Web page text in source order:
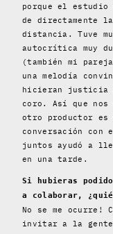
porque el estudio
de directamente
distancia. Tuve
autocrítica muy
(también mi
una melodía
hicieran justicia
coro. Así que nos
otro productor es
conversación
juntos ayudó a
en una tarde.
Si hubieras
a colaborar,
No se me ocurre!
invitar a la gente